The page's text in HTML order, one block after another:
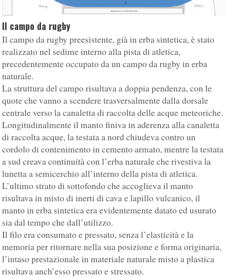
Il campo da rugby
Il campo da rugby preesistente, già in erba sintetica, è stato
realizzato nel sedime interno alla pista di atletica,
precedentemente occupato da un campo da rugby in erba
naturale.
La struttura del campo risultava a doppia pendenza, con le
quote che vanno a scendere trasversalmente dalla dorsale
centrale verso la canaletta di raccolta delle acque meteoriche.
Longitudinalmente il manto finiva in aderenza alla canaletta
di raccolta acque, la testata a nord chiudeva contro un
cordolo di contenimento in cemento armato, mentre la testata
a sud creava continuità con l’erba naturale che rivestiva la
lunetta a semicerchio all’interno della pista di atletica.
L’ultimo strato di sottofondo che accoglieva il manto
risultava in misto di inerti di cava e lapillo vulcanico, il
manto in erba sintetica era evidentemente datato ed usurato
sia dal tempo che dall’utilizzo.
Il filo era consumato e pressato, senza l’elasticità e la
memoria per ritornare nella sua posizione e forma originaria,
l’intaso prestazionale in materiale naturale misto a plastica
risultava anch’esso pressato e stressato.